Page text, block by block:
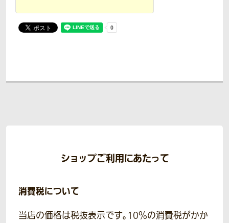
ショップご利用にあたって
消費税について
当店の価格は税抜表示です。10％の消費税がかか